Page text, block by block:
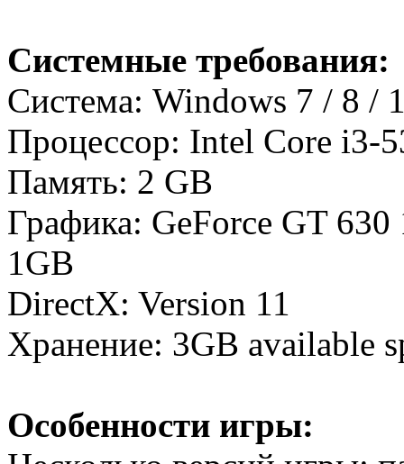
Системные требования:
Система: Windows 7 / 8 /
Процессор: Intel Core i3-
Память: 2 GB
Графика: GeForce GT
1GB
DirectX: Version 11
Хранение: 3GB available
Особенности игры: